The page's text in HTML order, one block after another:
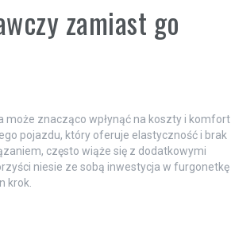
zamiast go
znacząco wpłynąć na koszty i komfort
pojazdu, który oferuje elastyczność i brak
często wiąże się z dodatkowymi
niesie ze sobą inwestycja w furgonetkę
krok.